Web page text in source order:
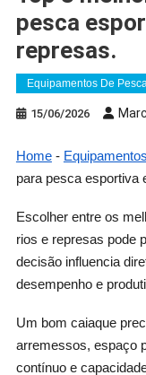
pesca
represas.
Equipamentos De
15/06/2026
Home-
para pesca esportiva
Escolher entre os
rios e represas pode
decisão influencia
desempenho e
Um bom caiaque
arremessos, espaço
contínuo e